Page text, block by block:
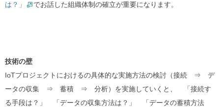
は？」
でお話した組織体制の確立が重要になります。
技術の壁
IoTプロジェクトにおけるの具体的な実施方法の検討（接続 ⇒ デ
ータの収集 ⇒ 蓄積 ⇒ 分析）を実施していくと、 「接続す
る手段は？」 「データの収集方法は？」 「データの蓄積方法